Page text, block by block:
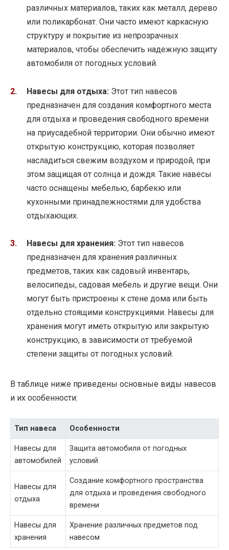
различных материалов, таких как металл, дерево
или поликарбонат. Они часто имеют каркасную
структуру и покрытие из непрозрачных
материалов, чтобы обеспечить надежную защиту
автомобиля от погодных условий.
Навесы для отдыха: Этот тип навесов
предназначен для создания комфортного места
для отдыха и проведения свободного времени
на приусадебной территории. Они обычно имеют
открытую конструкцию, которая позволяет
насладиться свежим воздухом и природой, при
этом защищая от солнца и дождя. Такие навесы
часто оснащены мебелью, барбекю или
кухонными принадлежностями для удобства
отдыхающих.
Навесы для хранения: Этот тип навесов
предназначен для хранения различных
предметов, таких как садовый инвентарь,
велосипеды, садовая мебель и другие вещи. Они
могут быть пристроены к стене дома или быть
отдельно стоящими конструкциями. Навесы для
хранения могут иметь открытую или закрытую
конструкцию, в зависимости от требуемой
степени защиты от погодных условий.
В таблице ниже приведены основные виды навесов
и их особенности:
Тип навеса Особенности
Навесы для
автомобилей
Защита автомобиля от погодных
условий
Навесы для
отдыха
Создание комфортного пространства
для отдыха и проведения свободного
времени
Навесы для
хранения
Хранение различных предметов под
навесом